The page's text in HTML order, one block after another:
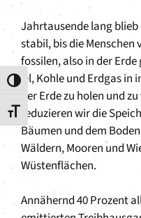
Umschalten auf hohe
Schrift vergrößern
Jahrtausende lang
stabil, bis die Menschen
fossilen, also in der
Öl, Kohle und Erdgas
der Erde zu holen und
reduzieren wir die
Bäumen und dem
Wäldern, Mooren und
Wüstenflächen.
Annähernd 40 Prozent